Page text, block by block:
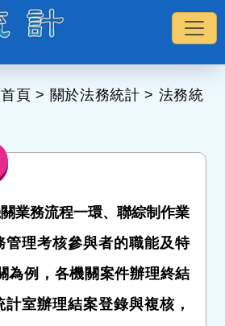
首頁 > 關於法務統計 > 法務統
業務流程一環、聯綜制作業
管理考核參與者的職能及特
為例，各機關案件辦理終結
室辦理結案登錄與複核，